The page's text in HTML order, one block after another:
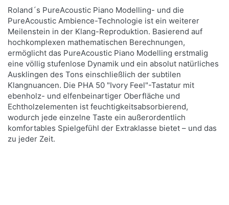
Klassisches Digital Grand Piano mit 150 cm Tiefe
und niedrigem Gewicht.
Mehr Infos
Roland´s PureAcoustic Piano Modelling- und die
PureAcoustic Ambience-Technologie ist ein weiterer
Meilenstein in der Klang-Reproduktion. Basierend auf
hochkomplexen mathematischen Berechnungen,
ermöglicht das PureAcoustic Piano Modelling erstmalig
eine völlig stufenlose Dynamik und ein absolut natürliches
Ausklingen des Tons einschließlich der subtilen
Klangnuancen. Die PHA 50 "Ivory Feel"-Tastatur mit
ebenholz- und elfenbeinartiger Oberfläche und
Echtholzelementen ist feuchtigkeitsabsorbierend,
wodurch jede einzelne Taste ein außerordentlich
komfortables Spielgefühl der Extraklasse bietet – und das
zu jeder Zeit.